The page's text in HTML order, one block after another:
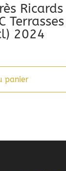
Ricards
Terrasses
2024
panier